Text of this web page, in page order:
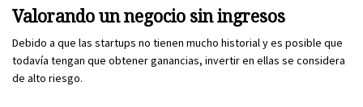
Valorando un negocio sin ingresos
Debido a que las startups no tienen mucho historial y es posible que
todavía tengan que obtener ganancias, invertir en ellas se considera
de alto riesgo.